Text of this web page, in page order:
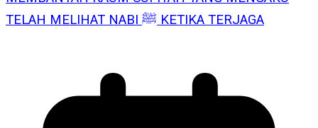
TELAH MELIHAT NABI ﷺ KETIKA TERJAGA